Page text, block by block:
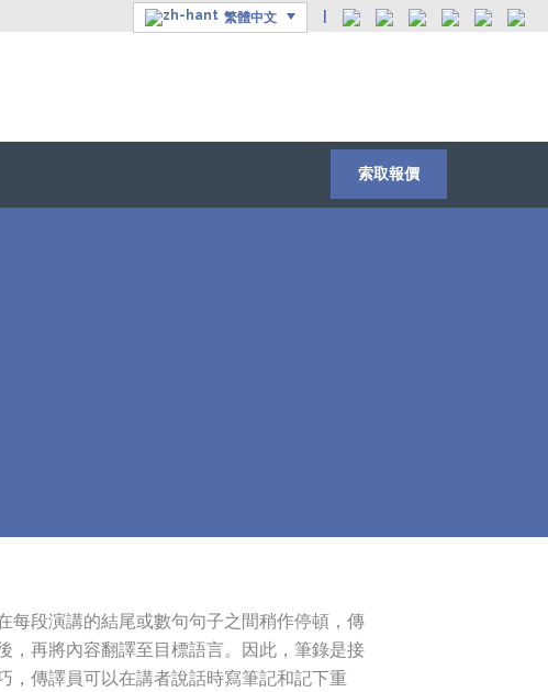
繁體中文
索取報價
每段演講的結尾或數句句子之間稍作停頓，傳
，再將內容翻譯至目標語言。因此，筆錄是接
，傳譯員可以在講者說話時寫筆記和記下重